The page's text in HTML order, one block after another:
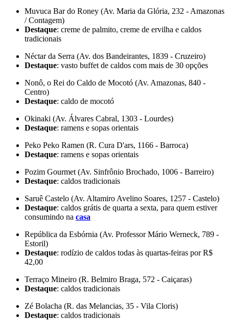
Muvuca Bar do Roney (Av. Maria da Glória, 232 - Amazonas
/ Contagem)
Destaque: creme de palmito, creme de ervilha e caldos
tradicionais
Néctar da Serra (Av. dos Bandeirantes, 1839 - Cruzeiro)
Destaque: vasto buffet de caldos com mais de 30 opções
Nonô, o Rei do Caldo de Mocotó (Av. Amazonas, 840 -
Centro)
Destaque: caldo de mocotó
Okinaki (Av. Álvares Cabral, 1303 - Lourdes)
Destaque: ramens e sopas orientais
Peko Peko Ramen (R. Cura D'ars, 1166 - Barroca)
Destaque: ramens e sopas orientais
Pozim Gourmet (Av. Sinfrônio Brochado, 1006 - Barreiro)
Destaque: caldos tradicionais
Saruê Castelo (Av. Altamiro Avelino Soares, 1257 - Castelo)
Destaque: caldos grátis de quarta a sexta, para quem estiver
consumindo na casa
República da Esbórnia (Av. Professor Mário Werneck, 789 -
Estoril)
Destaque: rodízio de caldos todas às quartas-feiras por R$
42,00
Terraço Mineiro (R. Belmiro Braga, 572 - Caiçaras)
Destaque: caldos tradicionais
Zé Bolacha (R. das Melancias, 35 - Vila Cloris)
Destaque: caldos tradicionais